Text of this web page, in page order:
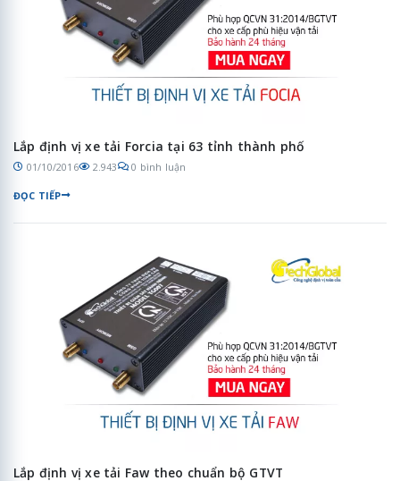
Lắp định vị xe tải Forcia tại 63 tỉnh thành phố
01/10/2016 2.943 0 bình luận
ĐỌC TIẾP
Lắp định vị xe tải Faw theo chuẩn bộ GTVT